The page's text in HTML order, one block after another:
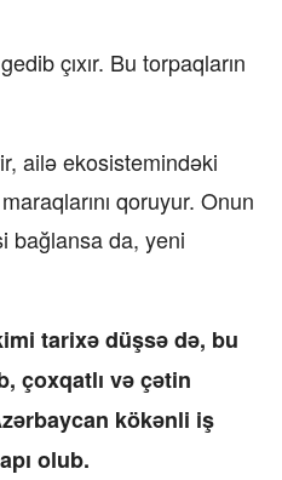
çıxır. Bu torpaqların
ailə ekosistemindəki
qoruyur. Onun
bağlansa da, yeni
tarixə düşsə də, bu
çoxqatlı və çətin
kökənli iş
olub.